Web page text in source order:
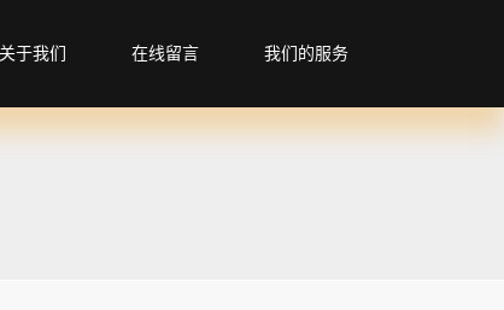
关于我们 在线留言 我们的服务